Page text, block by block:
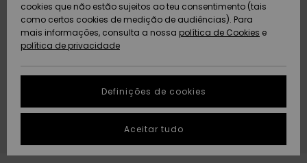
Artigos
recém-
chegados
Coleções
Artigos
recém-
chegados
Highlights
Community
AJUDA
Protecção de
dados
Guia de
tamanhos
conversa para
obteres a
resposta mais
SUSTAINABILITY
PRESENTE
cookies que não estão sujeitos ao teu consentimento (tais
como certos cookies de medição de audiências). Para
mais informações, consulta a nossa política de Cookies e
política de privacidade
Definições de cookies
Aceitar tudo